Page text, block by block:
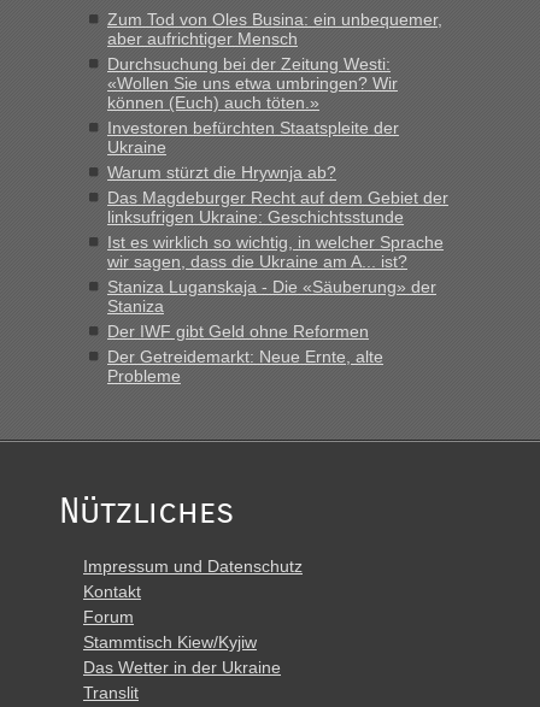
Grenzübergang zwischen Polen und der Ukraine geht es am
schnellsten?
„Bin am Montag 15.6.26 um 8 Uhr in Urgyniw ausgereist,
das erste Mal an einem Montagmorgen ca. 15 Fahrzeuge
vor mir, bin sonst der Erste oder Zweite, egal, nach ca 20
Minuten wurde dann die nächste Welle...“
Berichte und Reisetipps • Re: An welchem
Grenzübergang zwischen Polen und der Ukraine geht es am
schnellsten?
„Derzeit, ist es überall sehr voll an den Grenzen Ukraine/
Polen. Zb. Krakovets 100 PKW ca. 10 h Wartezeit. Wollen
Montag rüber, versuchen es sehr früh.“
Zum Tod von Oles Busina: ein unbequemer,
aber aufrichtiger Mensch
Durchsuchung bei der Zeitung Westi:
«Wollen Sie uns etwa umbringen? Wir
können (Euch) auch töten.»
Investoren befürchten Staatspleite der
Ukraine
Warum stürzt die Hrywnja ab?
Das Magdeburger Recht auf dem Gebiet der
linksufrigen Ukraine: Geschichtsstunde
Ist es wirklich so wichtig, in welcher Sprache
wir sagen, dass die Ukraine am A... ist?
Staniza Luganskaja - Die «Säuberung» der
Staniza
Der IWF gibt Geld ohne Reformen
Der Getreidemarkt: Neue Ernte, alte
Probleme
Nützliches
Impressum und Datenschutz
Kontakt
Forum
Stammtisch Kiew/Kyjiw
Das Wetter in der Ukraine
Translit